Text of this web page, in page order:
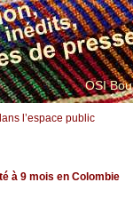
OSI
l’espace public
à 9 mois en Colombie